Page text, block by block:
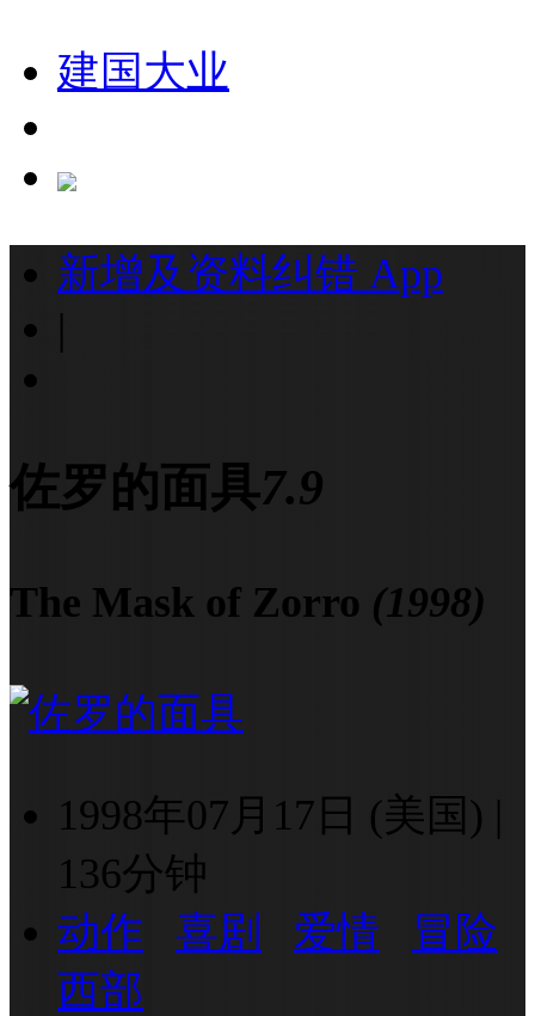
建国大业
新增及资料纠错 App
|
佐罗的面具7.9
The Mask of Zorro (1998)
1998年07月17日 (美国) |
136分钟
动作
喜剧 爱情
冒险
西部